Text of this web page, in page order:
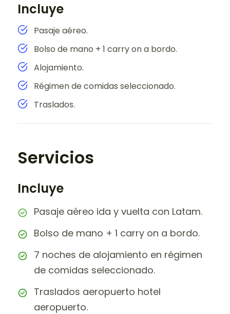
Incluye
Pasaje aéreo.
Bolso de mano + 1 carry on a bordo.
Alojamiento.
Régimen de comidas seleccionado.
Traslados.
Servicios
Incluye
Pasaje aéreo ida y vuelta con Latam.
Bolso de mano + 1 carry on a bordo.
7 noches de alojamiento en régimen
de comidas seleccionado.
Traslados aeropuerto hotel
aeropuerto.